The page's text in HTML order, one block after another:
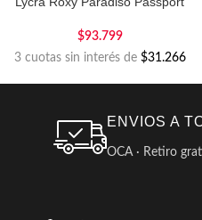
$93.799
3 cuotas sin interés de $31.266
ENVIOS A
OCA · Retiro